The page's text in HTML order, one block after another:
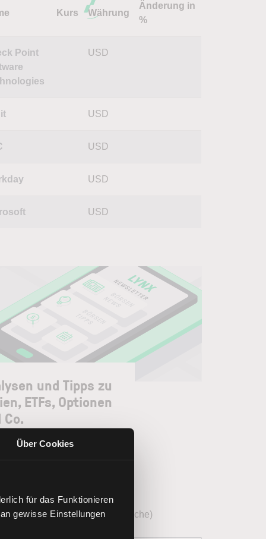
Über Cookies
für das Funktionieren
gewisse Einstellungen
Kurs Währung
Änderung in
%
Point
USD
USD
USD
USD
USD
und Tipps zu
ETFs, Optionen
auswählen
Wochenausblick (wöchentlich)
(mehrmals pro Woche)